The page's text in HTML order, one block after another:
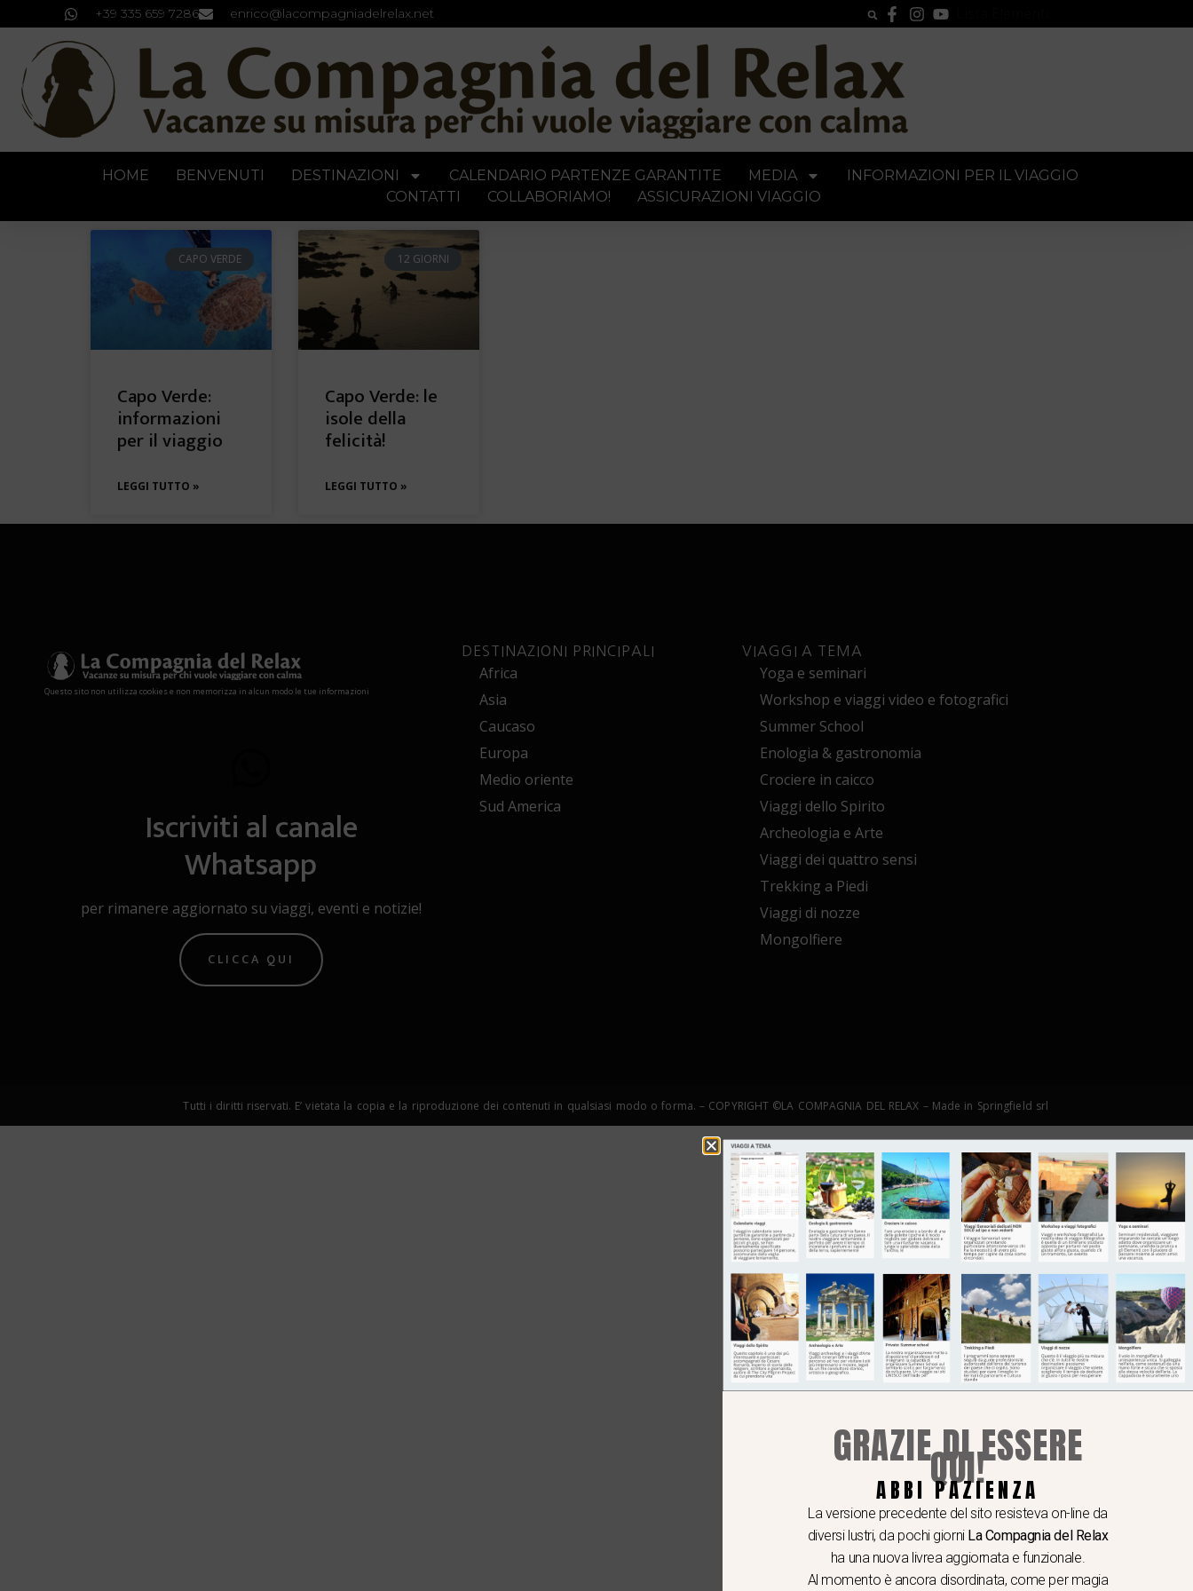
+39 335 659 7286 enrico@lacompagniadelrelax.net
HOME BENVENUTI DESTINAZIONI CALENDARIO PARTENZE GARANTITE MEDIA
INFORMAZIONI PER IL VIAGGIO
CONTATTI
COLLABORIAMO! ASSICURAZIONI VIAGGIO
CAPO VERDE
Capo Verde:
informazioni
per il viaggio
LEGGI TUTTO »
12 GIORNI
Capo Verde: le
isole della
felicità!
LEGGI TUTTO »
Questo sito non utilizza cookies e non memorizza in alcun modo le tue informazioni
Iscriviti al canale
Whatsapp
per rimanere aggiornato su viaggi, eventi e notizie!
CLICCA QUI
DESTINAZIONI PRINCIPALI
Africa
Asia
Caucaso
Europa
Medio oriente
Sud America
VIAGGI A TEMA
Yoga e seminari
Workshop e viaggi video e fotografici
Summer School
Enologia & gastronomia
Crociere in caicco
Viaggi dello Spirito
Archeologia e Arte
Viaggi dei quattro sensi
Trekking a Piedi
Viaggi di nozze
Mongolfiere
Tutti i diritti riservati. E’ vietata la copia e la riproduzione dei contenuti in qualsiasi modo o forma. – COPYRIGHT ©LA COMPAGNIA DEL RELAX – Made in Springfield srl
GRAZIE DI ESSERE
QUI!
ABBI PAZIENZA
La versione precedente del sito resisteva on-line da
diversi lustri, da pochi giorni La Compagnia del Relax
ha una nuova livrea aggiornata e funzionale.
Al momento è ancora disordinata, come per magia